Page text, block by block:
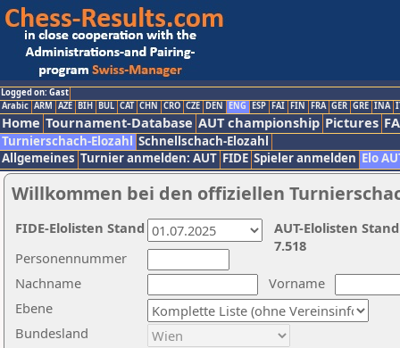
Logged on: Gast
Arabic ARM AZE BIH BUL CAT CHN CRO CZE DEN ENG ESP FAI FIN FRA GER GRE INA
Home Tournament-Database AUT championship Pictures
Turnierschach-Elozahl Schnellschach-Elozahl
Allgemeines Turnier anmelden: AUT FIDE Spieler anmelden Elo
Willkommen bei den offiziellen
Nachname
Vorname
Ebene
Personennummer
Bundesland
AUT-Elolisten
7.518
FIDE-Elolisten Stand